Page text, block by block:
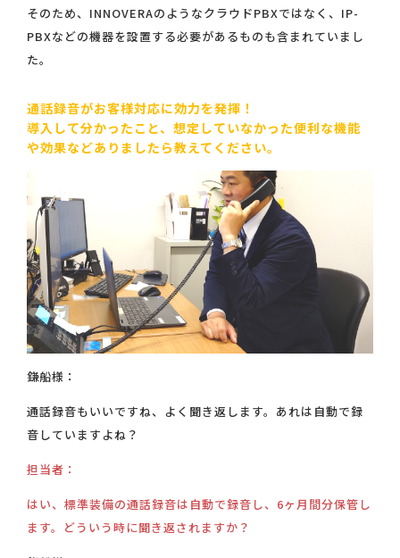
そのため、INNOVERAのようなクラウドPBXではなく、IP-
PBXなどの機器を設置する必要があるものも含まれていまし
た。
通話録音がお客様対応に効力を発揮！
導入して分かったこと、想定していなかった便利な機能
や効果などありましたら教えてください。
鎌船様：
通話録音もいいですね、よく聞き返します。あれは自動で録
音していますよね？
担当者：
はい、標準装備の通話録音は自動で録音し、6ヶ月間分保管し
ます。どういう時に聞き返されますか？